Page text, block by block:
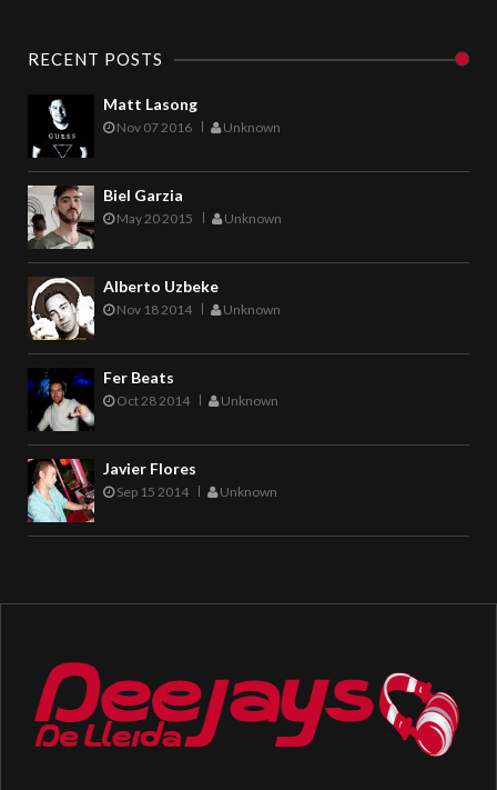
RECENT POSTS
Matt Lasong
Nov 07 2016 Unknown
Biel Garzia
May 20 2015 Unknown
Alberto Uzbeke
Nov 18 2014 Unknown
Fer Beats
Oct 28 2014 Unknown
Javier Flores
Sep 15 2014 Unknown